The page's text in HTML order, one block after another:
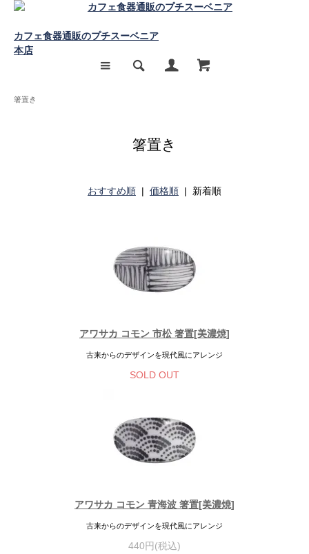
カフェ食器通販のプチスーベニア
本店
箸置き
箸置き
おすすめ順 | 価格順 | 新着順
アワサカ コモン 市松 箸置[美濃焼]
古来からのデザインを現代風にアレンジ
SOLD OUT
アワサカ コモン 青海波 箸置[美濃焼]
古来からのデザインを現代風にアレンジ
440円(税込)